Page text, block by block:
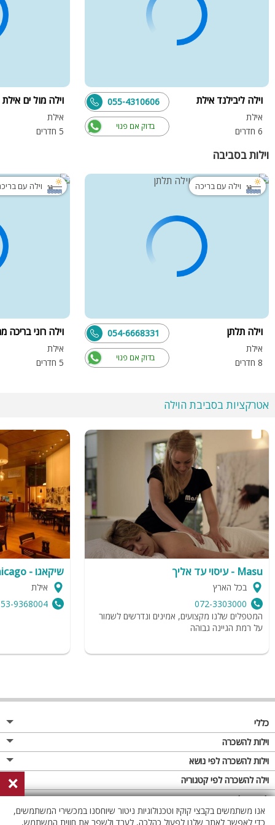
פרטיות ואווירת נופש שקטה
וילה ליבילנד אילת
אילת
6 חדרים
בדוק אם פנוי
055-4310606 וילה מול ים אילת
אילת
5 חדרים
וילות בסביבה
וילה עם בריכה
וילה תלתן
אילת
8 חדרים
בדוק אם פנוי
054-6668331
וילה עם
וילה רוני בריכה
אילת
5 חדרים
אטרקציות בסביבת הוילה
Masu - עיסוי עד אליך
בכל הארץ
072-3303000
המטפלים שלנו מקצועים, אמינים ונדרשים לשמור
על רמת הגיינה גבוהה
שיקאגו - chicago
אילת
9368004
כללי
מגזין
פרסום באתר
תקנון
מדיניות פרטיות
וילות להשכרה
וילות בצפון
וילות במרכז
וילות בדרום
וילות באילת
וילות להשכרה לפי נושא
וילה לזוגות
וילות למשפחות
וילות לציבור הדתי
וילה להשכרה לפי קטגוריה
וילות עם בריכה
וילה עם בריכה מחוממת
לופטים להשכרה
לופט
×
אנו משתמשים בקבצי קוקיז וטכנולוגיות ניטור שיוחסנו במכשירי המשתמשים,
כדי לאפשר לאתר שלנו לפעול כהלכה, לעבד ולשפר את חווית המשתמש,